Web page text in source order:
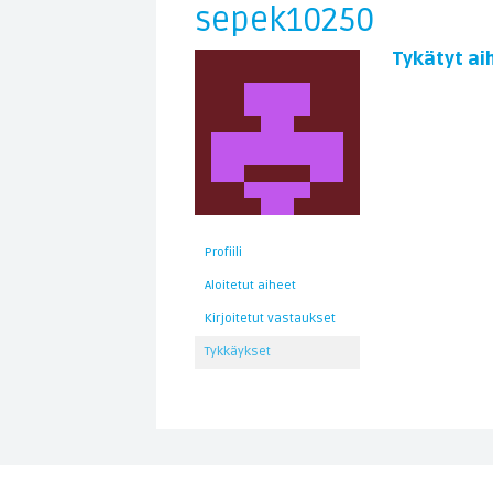
sepek10250
Profiili
Aloitetut aiheet
Kirjoitetut vastaukset
Tykkäykset
Tykätyt